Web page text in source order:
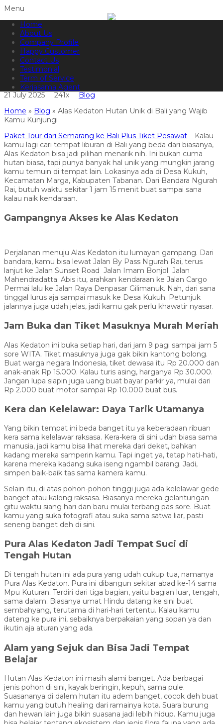
Menu
Home
About Us
Company Profile
Happy Customer
Contact Us
Testimonial
Term of Service
Kerjasama Agent
Informasi lebih lanjut?
Alas Kedaton Hutan Unik di Bali
yang Wajib Kamu Kunjungi
21 July 2025 241x
Blog
Home » Blog » Alas Kedaton Hutan Unik di Bali yang Wajib
Kamu Kunjungi
Paket Tour dari Semarang ke Bali Plus Tiket Pesawat – Kalau
kamu lagi cari tempat liburan di Bali yang beda dari biasanya,
Alas Kedaton bisa jadi pilihan menarik nih. Ini bukan cuma
hutan biasa, tapi punya banyak hal unik yang mungkin jarang
kamu temuin di tempat lain. Lokasinya ada di Desa Kukuh,
Kecamatan Marga, Kabupaten Tabanan. Dari Bandara Ngurah
Rai, butuh waktu sekitar 1 jam 15 menit buat sampai sana
kalau naik kendaraan.
Gampangnya Akses ke Alas Kedaton
Perjalanan menuju Alas Kedaton itu lumayan gampang. Dari
bandara, kamu bisa lewat Jalan By Pass Ngurah Rai, terus
lanjut ke Jalan Sunset Road Jalan Imam Bonjol Jalan
Mahendradatta. Abis itu, arahkan kendaraan ke Jalan Cargo
Permai lalu ke Jalan Raya Denpasar Gilimanuk. Nah, dari sana
tinggal lurus aja sampai masuk ke Desa Kukuh. Petunjuk
jalannya juga udah jelas, jadi kamu gak perlu khawatir nyasar.
Jam Buka dan Tiket Masuknya Murah Meriah
Alas Kedaton ini buka setiap hari, dari jam 9 pagi sampai jam 5
sore WITA. Tiket masuknya juga gak bikin kantong bolong.
Buat warga negara Indonesia, tiket dewasa itu Rp 20.000 dan
anak-anak Rp 15.000. Kalau turis asing, harganya Rp 30.000.
Jangan lupa siapin juga uang buat bayar parkir ya, mulai dari
Rp 2.000 buat motor sampai Rp 10.000 buat bus.
Kera dan Kelelawar: Daya Tarik Utamanya
Yang bikin tempat ini beda banget itu ya keberadaan ribuan
kera sama kelelawar raksasa. Kera-kera di sini udah biasa sama
manusia, jadi kamu bisa lihat mereka dari deket, bahkan
kadang mereka samperin kamu. Tapi inget ya, tetap hati-hati,
karena mereka kadang suka iseng ngambil barang. Jadi,
simpen baik-baik tas sama kamera kamu.
Selain itu, di atas pohon-pohon tinggi juga ada kelelawar gede
banget atau kalong raksasa. Biasanya mereka gelantungan
gitu waktu siang hari dan baru mulai terbang pas sore. Buat
kamu yang suka fotografi atau suka sama satwa liar, pasti
seneng banget deh di sini.
Pura Alas Kedaton Jadi Tempat Suci di
Tengah Hutan
Di tengah hutan ini ada pura yang udah cukup tua, namanya
Pura Alas Kedaton. Pura ini dibangun sekitar abad ke-14 sama
Mpu Kuturan. Terdiri dari tiga bagian, yaitu bagian luar, tengah,
sama dalam. Biasanya umat Hindu datang ke sini buat
sembahyang, terutama di hari-hari tertentu. Kalau kamu
dateng ke pura ini, sebaiknya berpakaian yang sopan ya dan
ikutin aja aturan yang ada.
Alam yang Sejuk dan Bisa Jadi Tempat
Belajar
Hutan Alas Kedaton ini masih alami banget. Ada berbagai
jenis pohon di sini, kayak beringin, kepuh, sama pule.
Suasananya di dalem hutan itu adem banget, cocok deh buat
kamu yang butuh healing dari ramainya kota. Suara burung
dan hewan lain juga bikin suasana jadi lebih hidup. Kamu juga